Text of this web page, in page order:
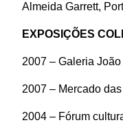
Almeida Garrett,
EXPOSIÇÕES
2007 – Galeria
2007 – Mercado
2004 – Fórum